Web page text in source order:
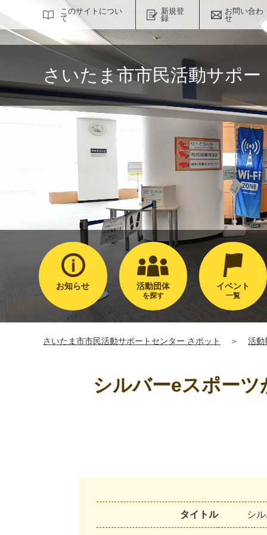
このサイトについ
て
新規登
録
お問い合わ
せ
さいたま市市民活動サポ
お知らせ 活動団体
を探す
イベント
一覧
さいたま市市民活動サポートセンター さポット ＞ 活動
シルバーeスポー
タイトル シル